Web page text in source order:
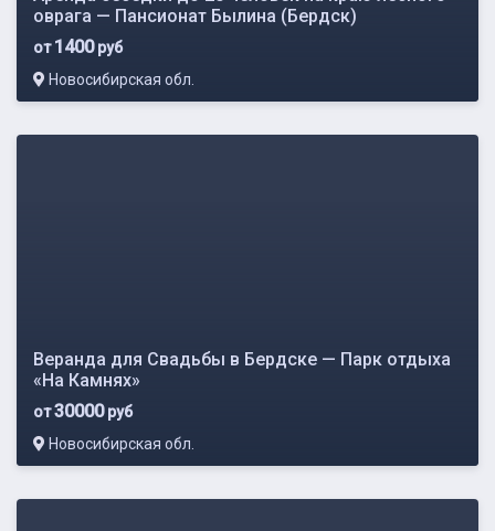
оврага — Пансионат Былина (Бердск)
от1400руб
Новосибирская обл.
Веранда для Свадьбы в Бердске — Парк отдыха
«На Камнях»
от30000руб
Новосибирская обл.